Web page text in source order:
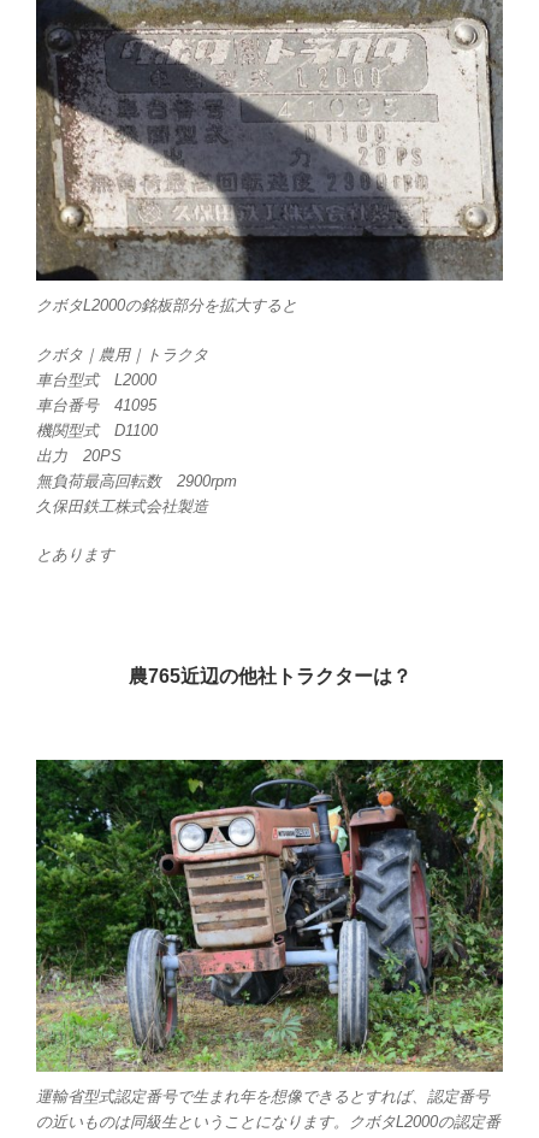
クボタL2000の銘板部分を拡大すると
クボタ｜農用｜トラクタ
車台型式 L2000
車台番号 41095
機関型式 D1100
出力 20PS
無負荷最高回転数 2900rpm
久保田鉄工株式会社製造
とあります
農765近辺の他社トラクターは？
運輸省型式認定番号で生まれ年を想像できるとすれば、認定番号
の近いものは同級生ということになります。クボタL2000の認定番